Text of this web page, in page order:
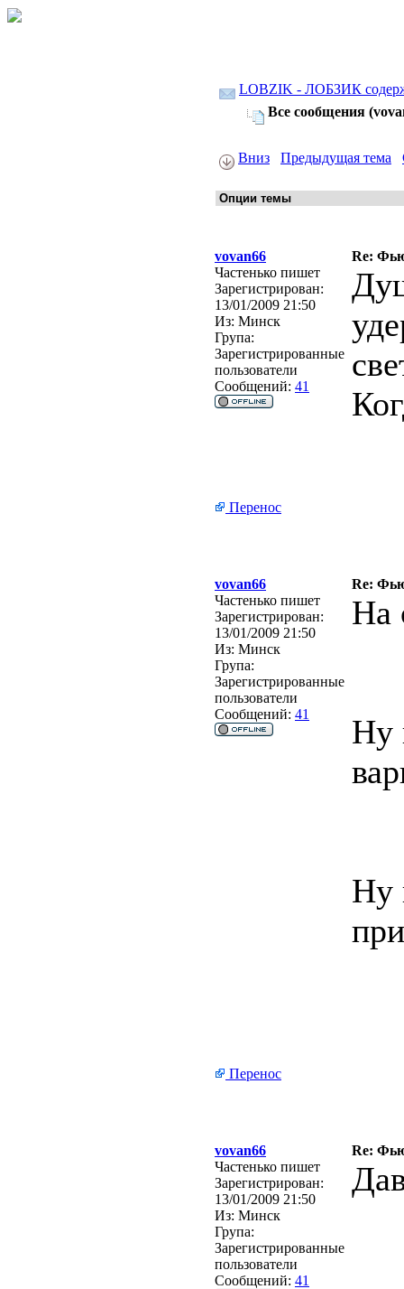
LOBZIK - ЛОБЗИК
Все сообщения
Вниз Предыдущая тема
vovan66
Re:
Частенько пишет
Зарегистрирован:
13/01/2009 21:50
Из: Минск
Група:
Зарегистрированные
пользователи
Сообщений: 41
Перенос
vovan66
Re:
Частенько пишет
Зарегистрирован:
13/01/2009 21:50
Из: Минск
Група:
Зарегистрированные
пользователи
Сообщений: 41
На
Ну
Ну
Перенос
vovan66
Re:
Частенько пишет
Зарегистрирован:
13/01/2009 21:50
Из: Минск
Група:
Зарегистрированные
пользователи
Сообщений: 41